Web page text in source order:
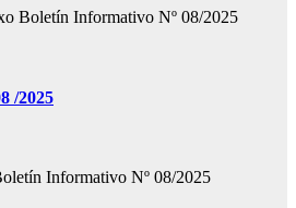
Boletín Informativo Nº 08/2025
/2025
Informativo Nº 08/2025